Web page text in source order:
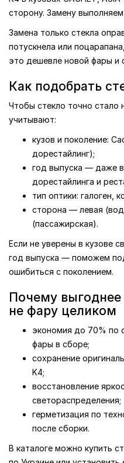
сторону. Замену
Замена только стекла
потускнела или
это дешевле новой фары и
Как подобрать
Чтобы стекло точно стало
учитывают:
кузов и поколение:
дорестайлинг);
год выпуска — даже
дорестайлинга и
тип оптики: галоген,
сторона — левая
(пассажирская).
Если не уверены в кузове
год выпуска — поможем
ошибиться с поколением.
Почему выгоднее
не фару целиком
экономия до 70% по
фары в сборе;
сохранение
K4;
восстановление
светораспределения;
герметизация по
после сборки.
В каталоге можно купить